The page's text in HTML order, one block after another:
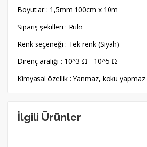
Boyutlar : 1,5mm 100cm x 10m
Sipariş şekilleri : Rulo
Renk seçeneği : Tek renk (Siyah)
Direnç aralığı : 10^3 Ω - 10^5 Ω
Kimyasal özellik : Yanmaz, koku yapmaz
İlgili Ürünler